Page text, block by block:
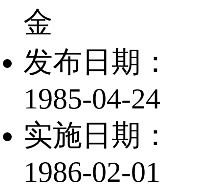
金
发布日期：
1985-04-24
实施日期：
1986-02-01